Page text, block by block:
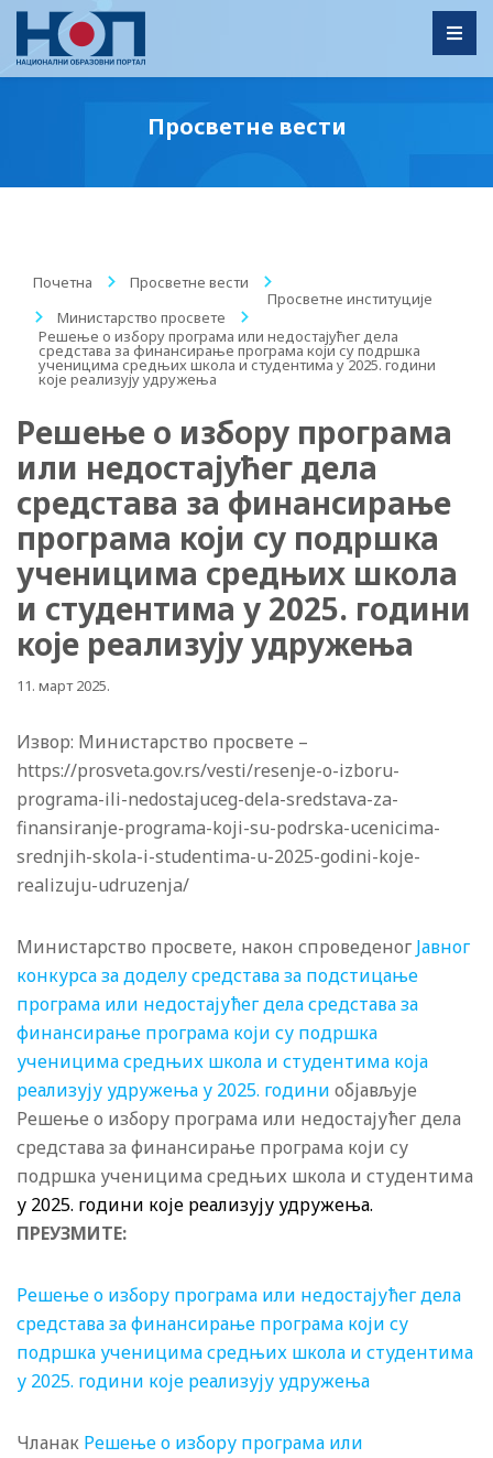
Просветне вести
Почетна / Просветне вести
/
Просветне институције
/
Министарство просвете
/
Решење о избору програма или недостајућег дела
средстава за финансирање програма који су подршка
ученицима средњих школа и студентима у 2025. години
које реализују удружења
Решење о избору програма
или недостајућег дела
средстава за финансирање
програма који су подршка
ученицима средњих школа
и студентима у 2025. години
које реализују удружења
11. март 2025.
Извор: Министарство просвете –
https://prosveta.gov.rs/vesti/resenje-o-izboru-
programa-ili-nedostajuceg-dela-sredstava-za-
finansiranje-programa-koji-su-podrska-ucenicima-
srednjih-skola-i-studentima-u-2025-godini-koje-
realizuju-udruzenja/
Министарство просвете, након спроведеног Јавног
конкурса за доделу средстава за подстицање
програма или недостајућег дела средстава за
финансирање програма који су подршка
ученицима средњих школа и студентима која
реализују удружења у 2025. години објављује
Решење о избору програма или недостајућег дела
средстава за финансирање програма који су
подршка ученицима средњих школа и студентима
у 2025. години које реализују удружења.
ПРЕУЗМИТЕ:
Решење о избору програма или недостајућег дела
средстава за финансирање програма који су
подршка ученицима средњих школа и студентима
у 2025. години које реализују удружења
Чланак Решење о избору програма или